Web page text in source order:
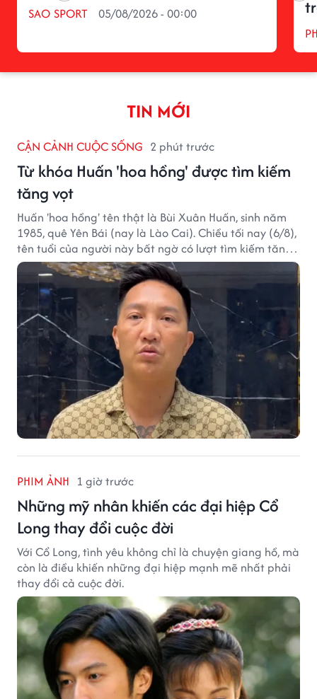
SAO SPORT 05/08/2026 - 00:00
TIN MỚI
CẬN CẢNH CUỘC SỐNG 2 phút trước
Từ khóa Huấn 'hoa hồng' được tìm kiếm
tăng vọt
Huấn 'hoa hồng' tên thật là Bùi Xuân Huấn, sinh năm
1985, quê Yên Bái (nay là Lào Cai). Chiều tối nay (6/8),
tên tuổi của người này bất ngờ có lượt tìm kiếm tăng
vọt.
PHIM ẢNH 1 giờ trước
Những mỹ nhân khiến các đại hiệp Cổ
Long thay đổi cuộc đời
Với Cổ Long, tình yêu không chỉ là chuyện giang hồ, mà
còn là điều khiến những đại hiệp mạnh mẽ nhất phải
thay đổi cả cuộc đời.